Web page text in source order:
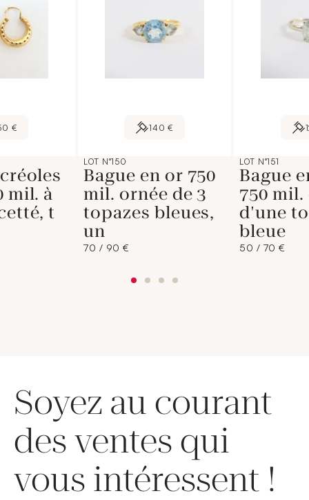
€
mil. à
t
140 €
LOT N°150
Bague en or 750
mil. ornée de 3
topazes bleues,
un
70 / 90 €
LOT N°151
Bague
750
d'une
bleue
50 / 70 €
Soyez au courant
des ventes qui
vous intéressent !